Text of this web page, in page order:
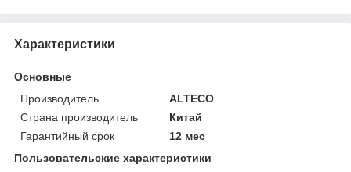
Характеристики
Основные
Производитель
ALTECO
Страна производитель
Китай
Гарантийный срок
12 мес
Пользовательские характеристики